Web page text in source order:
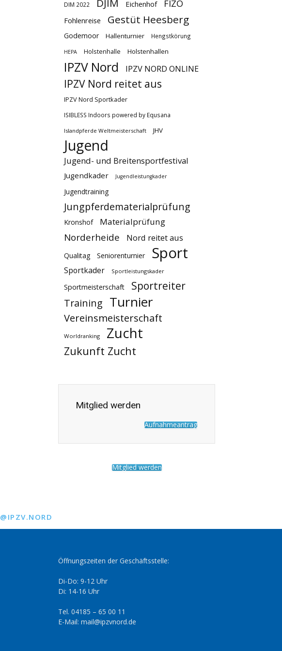
DIM 2022 Eichenhof FIZO
Fohlenreise Gestüt Heesberg
Godemoor Hallenturnier Hengstkörung
HEPA Holstenhalle Holstenhallen
IPZV Nord IPZV NORD ONLINE
IPZV Nord reitet aus
IPZV Nord Sportkader
ISIBLESS Indoors powered by Equsana
Islandpferde Weltmeisterschaft JHV
Jugend
Jugend- und Breitensportfestival
Jugendkader Jugendleistungkader
Jugendtraining
Jungpferdematerialprüfung
Kronshof Materialprüfung
Norderheide Nord reitet aus
Qualitag Seniorenturnier Sport
Sportkader Sportleistungskader
Sportmeisterschaft Sportreiter
Training Turnier
Vereinsmeisterschaft
Worldranking Zucht
Zukunft Zucht
Mitglied werden
Aufnahmeantrag
Mitglied werden
@IPZV.NORD
Öffnungszeiten der Geschäftsstelle:
Di-Do: 9-12 Uhr
Di: 14-16 Uhr
Tel. 04185 – 65 00 11
E-Mail: mail@ipzvnord.de